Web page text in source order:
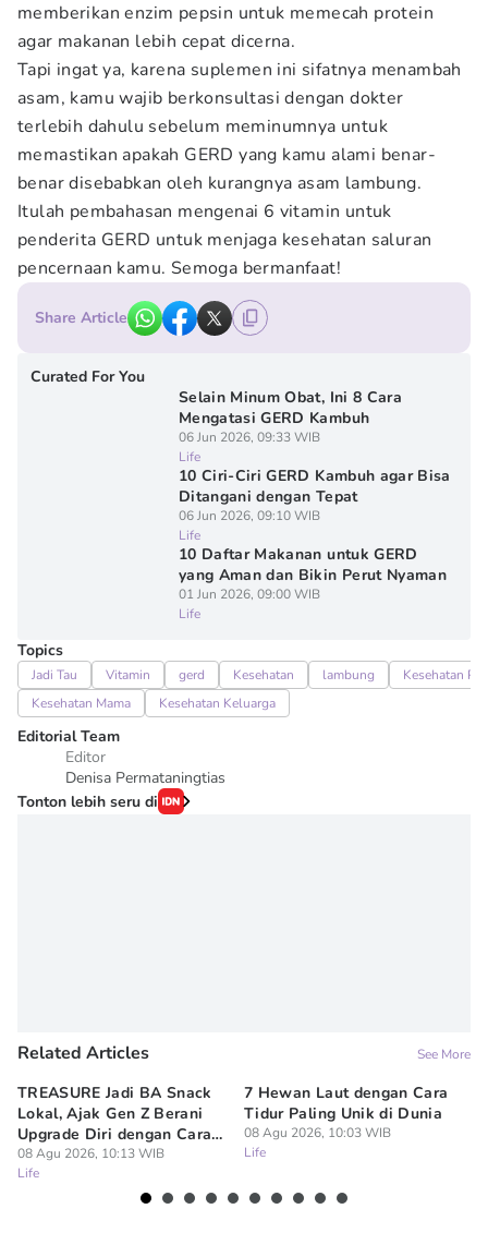
memberikan enzim pepsin untuk memecah protein
agar makanan lebih cepat dicerna.
Tapi ingat ya, karena suplemen ini sifatnya menambah
asam, kamu wajib berkonsultasi dengan dokter
terlebih dahulu sebelum meminumnya untuk
memastikan apakah GERD yang kamu alami benar-
benar disebabkan oleh kurangnya asam lambung.
Itulah pembahasan mengenai 6 vitamin untuk
penderita GERD untuk menjaga kesehatan saluran
pencernaan kamu. Semoga bermanfaat!
Share Article
Curated For You
Selain Minum Obat, Ini 8 Cara
Mengatasi GERD Kambuh
06 Jun 2026, 09:33 WIB
Life
10 Ciri-Ciri GERD Kambuh agar Bisa
Ditangani dengan Tepat
06 Jun 2026, 09:10 WIB
Life
10 Daftar Makanan untuk GERD
yang Aman dan Bikin Perut Nyaman
01 Jun 2026, 09:00 WIB
Life
Topics
Jadi Tau Vitamin gerd Kesehatan lambung
Kesehatan
Kesehatan Mama
Kesehatan Keluarga
Editorial Team
Editor
Denisa Permataningtias
Tonton lebih seru di
Related Articles See More
TREASURE Jadi BA Snack
Lokal, Ajak Gen Z Berani
Upgrade Diri dengan Cara
Sendiri
08 Agu 2026, 10:13 WIB
Life
7 Hewan Laut dengan Cara
Tidur Paling Unik di Dunia
08 Agu 2026, 10:03 WIB
Life